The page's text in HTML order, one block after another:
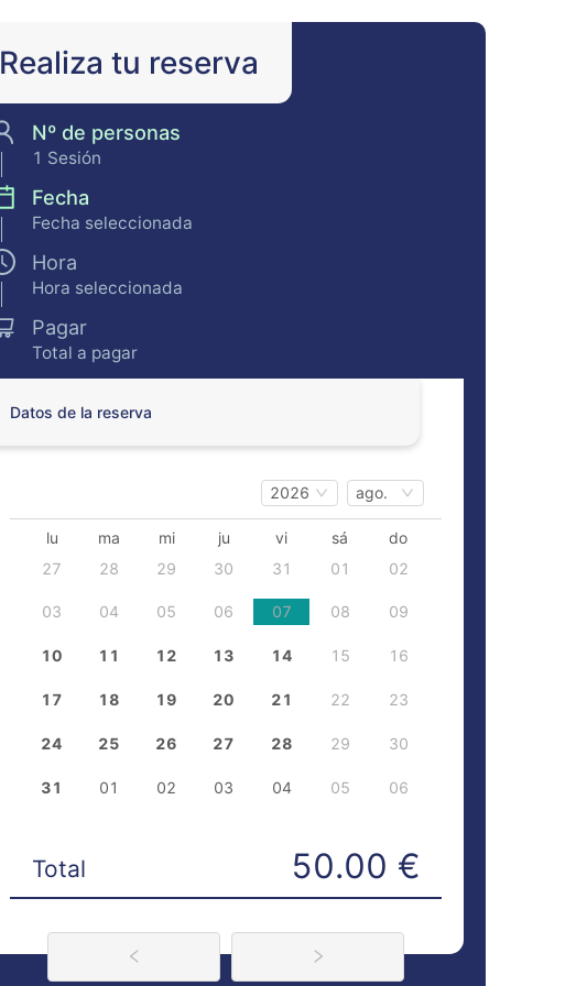
Realiza tu reserva
Nº de personas
1 Sesión
Fecha
Fecha seleccionada
Hora
Hora seleccionada
Pagar
Total a pagar
Datos de la reserva
2026 ago.
lu ma mi ju vi sá
do
27
28 29 30 31 01 02
03 04 05 06 07 08 09
10 11 12 13 14 15 16
17 18 19 20 21 22 23
24 25 26 27 28 29 30
31 01 02 03 04 05 06
Total 50.00 €